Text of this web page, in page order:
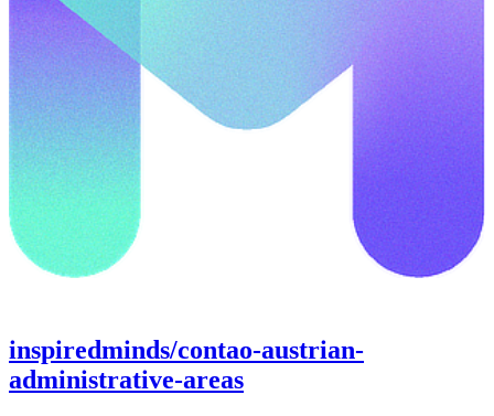
inspiredminds/contao-austrian-
administrative-areas